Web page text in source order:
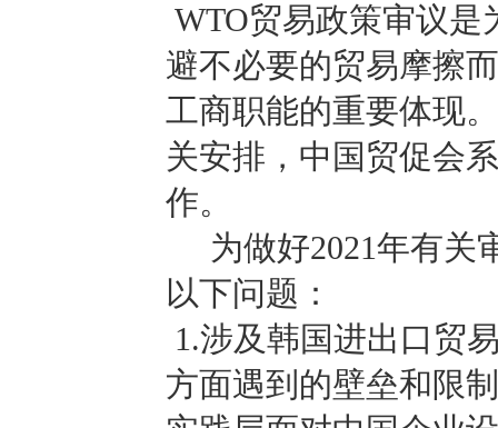
WTO贸易政策审议
避不必要的贸易摩擦
工商职能的重要体现
关安排，中国贸促会
作。
为做好2021年有关
以下问题：
1.涉及韩国进出口贸
方面遇到的壁垒和限